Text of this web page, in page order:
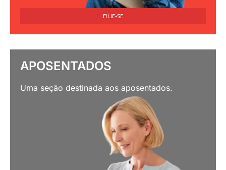
FILIE-SE
APOSENTADOS
Uma seção destinada aos aposentados.